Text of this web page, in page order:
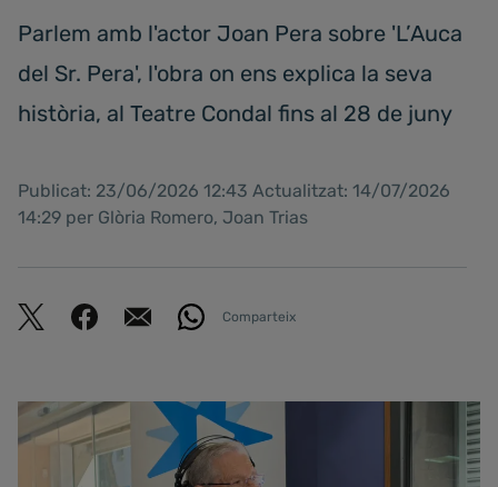
Parlem amb l'actor Joan Pera sobre 'L’Auca
del Sr. Pera', l'obra on ens explica la seva
història, al Teatre Condal fins al 28 de juny
Publicat: 23/06/2026 12:43 Actualitzat: 14/07/2026
14:29 per Glòria Romero, Joan Trias
Comparteix